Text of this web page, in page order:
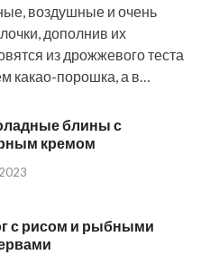
воздушные и очень
дополнив их
из дрожжевого теста
какао-порошка, а в…
блины с
кремом
с рисом и рыбными